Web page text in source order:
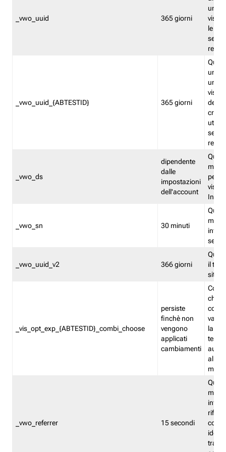
_vwo_uuid 365 giorni
le
_vwo_uuid_{ABTESTID} 365 giorni
un
del
_vwo_ds
dipendente
dalle
impostazioni
dell'account
_vwo_sn 30 minuti
_vwo_uuid_v2 366 giorni
il
sito
_vis_opt_exp_{ABTESTID}_combi_choose
persiste
finchè non
vengono
applicati
cambiamenti
che
la
test.
_vwo_referrer 15 secondi